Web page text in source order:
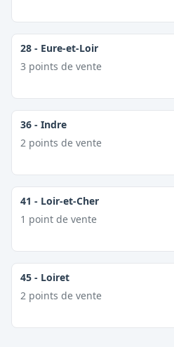
28 - Eure-et-Loir
3 points de vente
36 - Indre
2 points de vente
41 - Loir-et-Cher
1 point de vente
45 - Loiret
2 points de vente